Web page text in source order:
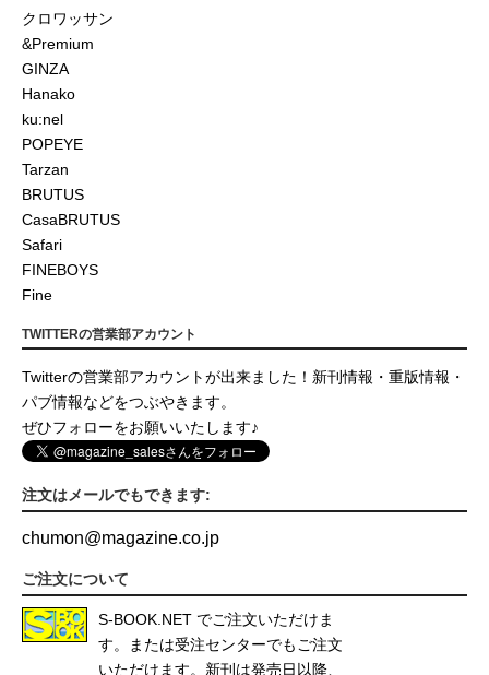
クロワッサン
&Premium
GINZA
Hanako
ku:nel
POPEYE
Tarzan
BRUTUS
CasaBRUTUS
Safari
FINEBOYS
Fine
TWITTERの営業部アカウント
Twitterの営業部アカウントが出来ました！新刊情報・重版情報・
パブ情報などをつぶやきます。
ぜひフォローをお願いいたします♪
注文はメールでもできます:
chumon@magazine.co.jp
ご注文について
S-BOOK.NET でご注文いただけま
す。または受注センターでもご注文
いただけます。新刊は発売日以降、